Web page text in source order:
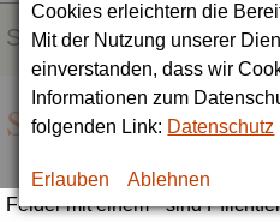
Cookies erleichtern die
Mit der Nutzung unserer
einverstanden, dass wir
Informationen zum
folgenden Link: Datenschutz
Erlauben Ablehnen
SERVICE
Seite empfehlen
Felder mit einem * sind